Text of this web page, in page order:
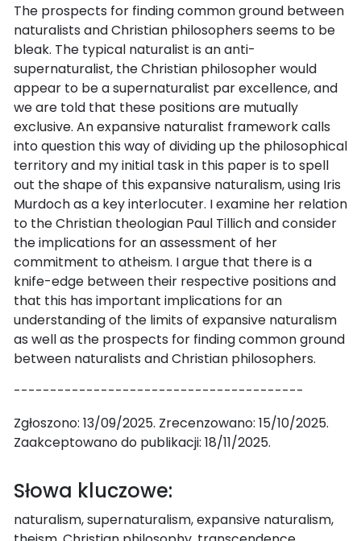
The prospects for finding common ground between
naturalists and Christian philosophers seems to be
bleak. The typical naturalist is an anti-
supernaturalist, the Christian philosopher would
appear to be a supernaturalist par excellence, and
we are told that these positions are mutually
exclusive. An expansive naturalist framework calls
into question this way of dividing up the philosophical
territory and my initial task in this paper is to spell
out the shape of this expansive naturalism, using Iris
Murdoch as a key interlocuter. I examine her relation
to the Christian theologian Paul Tillich and consider
the implications for an assessment of her
commitment to atheism. I argue that there is a
knife-edge between their respective positions and
that this has important implications for an
understanding of the limits of expansive naturalism
as well as the prospects for finding common ground
between naturalists and Christian philosophers.
----------------------------------------
Zgłoszono: 13/09/2025. Zrecenzowano: 15/10/2025.
Zaakceptowano do publikacji: 18/11/2025.
Słowa kluczowe:
naturalism, supernaturalism, expansive naturalism,